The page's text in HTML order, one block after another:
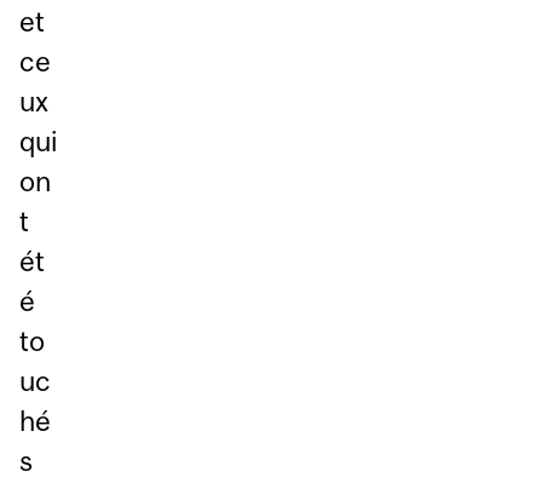
et
ce
ux
qui
on
t
ét
é
to
uc
hé
s